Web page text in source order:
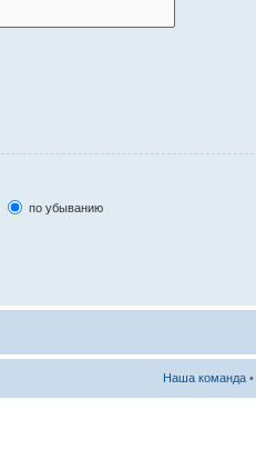
по убыванию
Наша команда •